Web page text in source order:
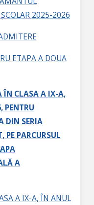
2025-2026
ETAPA A DOUA
ÎN CLASA A IX-A,
PENTRU
DIN SERIA
PE PARCURSUL
A
A IX-A, ÎN ANUL